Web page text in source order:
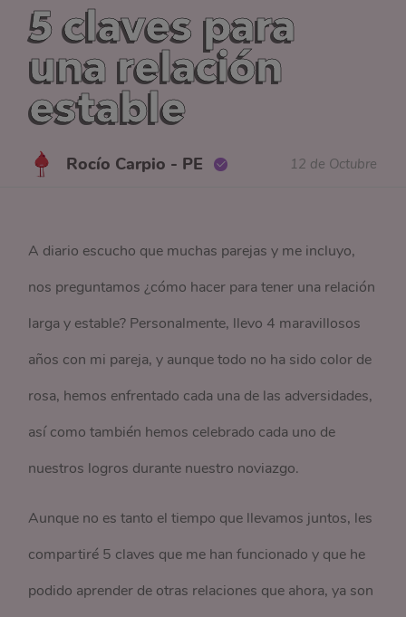
5 claves para
una relación
estable
Rocío Carpio - PE 12 de Octubre
A diario escucho que muchas parejas y me incluyo,
nos preguntamos ¿cómo hacer para tener una relación
larga y estable? Personalmente, llevo 4 maravillosos
años con mi pareja, y aunque todo no ha sido color de
rosa, hemos enfrentado cada una de las adversidades,
así como también hemos celebrado cada uno de
nuestros logros durante nuestro noviazgo.
Aunque no es tanto el tiempo que llevamos juntos, les
compartiré 5 claves que me han funcionado y que he
podido aprender de otras relaciones que ahora, ya son